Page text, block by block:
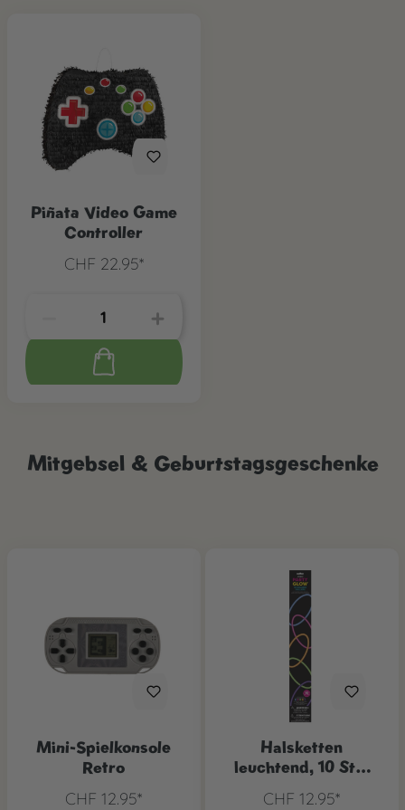
Piñata Video Game
Controller
CHF 22.95*
Mitgebsel & Geburtstagsgeschenke
Mini-Spielkonsole
Retro
CHF 12.95*
Halsketten
leuchtend, 10 Stk.
CHF 12.95*